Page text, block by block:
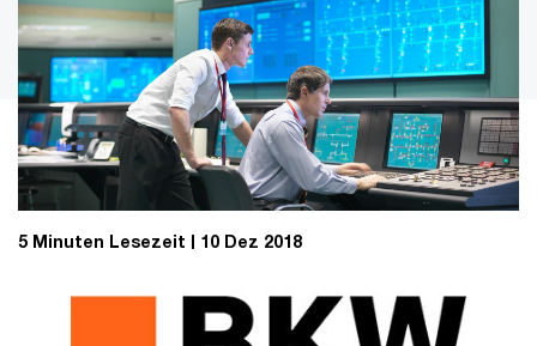
5 Minuten Lesezeit 10 Dez 2018